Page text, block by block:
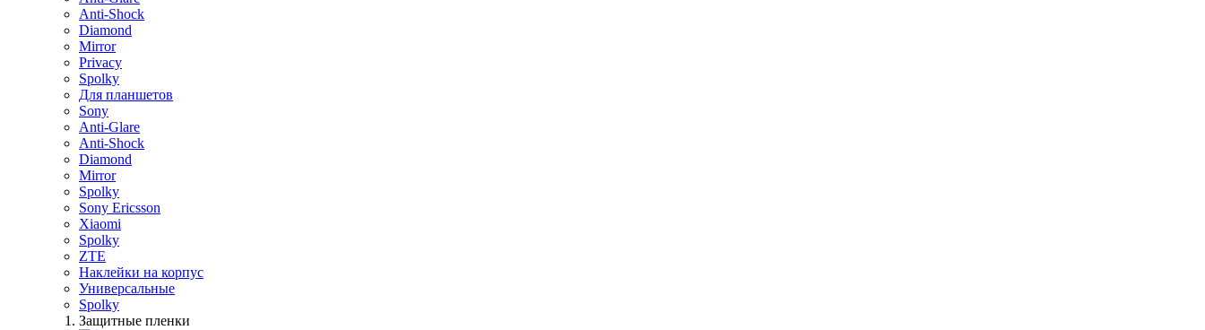
Anti-Shock
Diamond
Mirror
Privacy
Spolky
Для планшетов
Sony
Anti-Glare
Anti-Shock
Diamond
Mirror
Spolky
Sony Ericsson
Xiaomi
Spolky
ZTE
Наклейки на корпус
Универсальные
Spolky
Защитные пленки